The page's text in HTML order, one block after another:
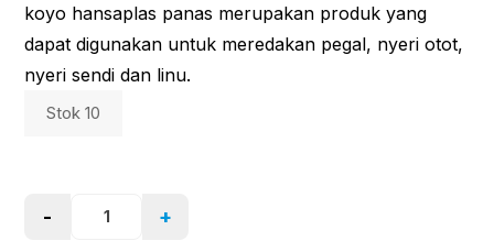
koyo hansaplas panas merupakan produk yang
dapat digunakan untuk meredakan pegal, nyeri otot,
nyeri sendi dan linu.
Stok 10
- +